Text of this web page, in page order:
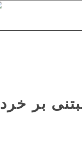
بر خرد